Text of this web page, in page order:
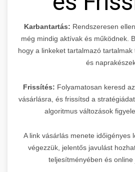
Karbantartás: Rendszeresen
még mindig aktívak és működnek.
hogy a linkeket tartalmazó
és
Frissítés: Folyamatosan keresd
vásárlásra, és frissítsd a
algoritmus változások
A link vásárlás menete időigényes
végezzük, jelentős javulást
teljesítményében és online